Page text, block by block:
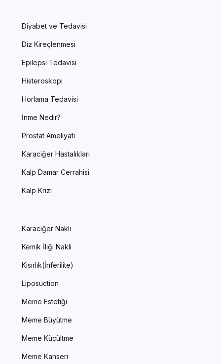
Diyabet ve Tedavisi
Diz Kireçlenmesi
Epilepsi Tedavisi
Histeroskopi
Horlama Tedavisi
İnme Nedir?
Prostat Ameliyatı
Karaciğer Hastalıkları
Kalp Damar Cerrahisi
Kalp Krizi
Karaciğer Nakli
Kemik İliği Nakli
Kısırlık(İnferilite)
Liposuction
Meme Estetiği
Meme Büyütme
Meme Küçültme
Meme Kanseri